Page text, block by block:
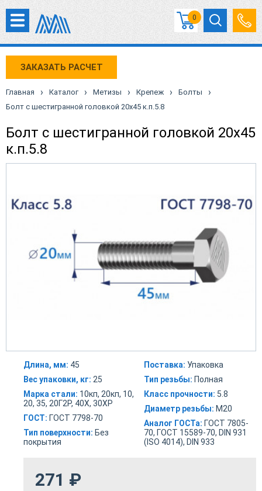
0
ЗАКАЗАТЬ РАСЧЕТ
Главная › Каталог › Метизы › Крепеж › Болты ›
Болт с шестигранной головкой 20х45 к.п.5.8
Болт с шестигранной головкой 20х45
к.п.5.8
Длина, мм: 45
Вес упаковки, кг: 25
Марка стали: 10кп, 20кп, 10,
20, 35, 20Г2Р, 40Х, 30ХР
ГОСТ: ГОСТ 7798-70
Тип поверхности: Без
покрытия
Поставка: Упаковка
Тип резьбы: Полная
Класс прочности: 5.8
Диаметр резьбы: М20
Аналог ГОСТа: ГОСТ 7805-
70, ГОСТ 15589-70, DIN 931
(ISO 4014), DIN 933
271 ₽